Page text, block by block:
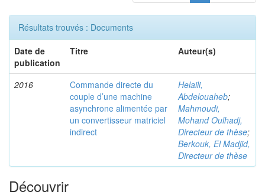
Résultats trouvés : Documents
Date de
publication
Titre Auteur(s)
2016
Commande directe du
couple d’une machine
asynchrone alimentée par
un convertisseur matriciel
indirect
Helaili,
Abdelouaheb;
Mahmoudi,
Mohand Oulhadj,
Directeur de thèse;
Berkouk, El Madjid,
Directeur de thèse
Découvrir